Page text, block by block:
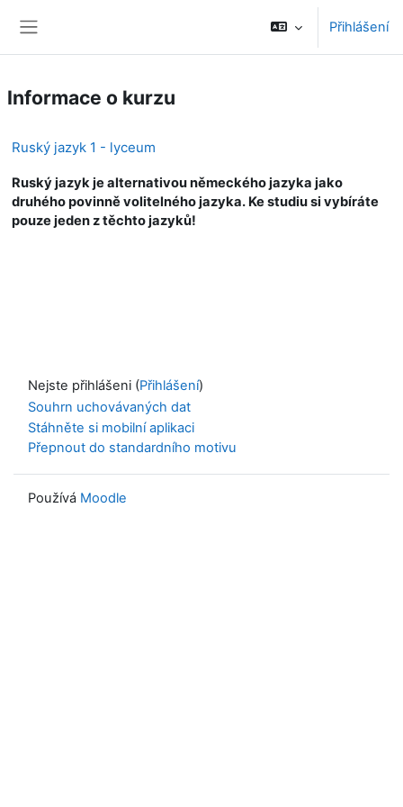
Přihlášení
Informace o kurzu
Ruský jazyk 1 - lyceum
Ruský jazyk je alternativou německého jazyka jako
druhého povinně volitelného jazyka. Ke studiu si vybíráte
pouze jeden z těchto jazyků!
Nejste přihlášeni (Přihlášení)
Souhrn uchovávaných dat
Stáhněte si mobilní aplikaci
Přepnout do standardního motivu
Používá Moodle